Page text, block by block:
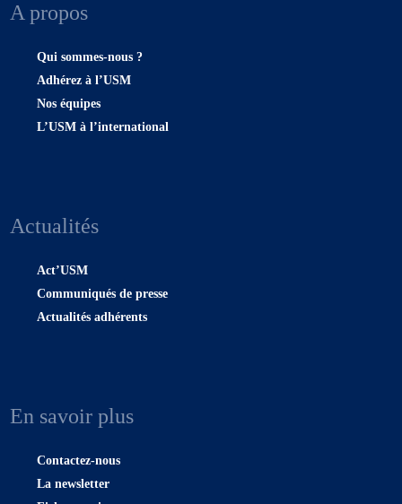
A propos
Qui sommes-nous ?
Adhérez à l’USM
Nos équipes
L’USM à l’international
Actualités
Act’USM
Communiqués de presse
Actualités adhérents
En savoir plus
Contactez-nous
La newsletter